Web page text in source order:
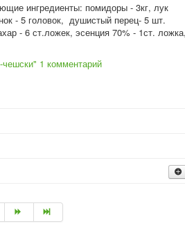
ингредиенты: помидоры - 3кг, лук
- 5 головок, душистый перец- 5 шт.
- 6 ст.ложек, эсенция 70% - 1ст.
1 комментарий